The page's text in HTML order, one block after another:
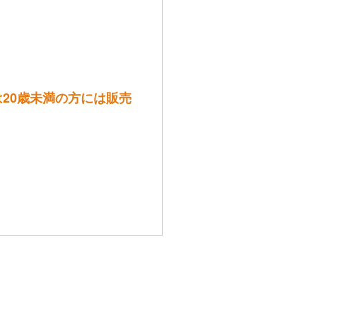
歳未満の方には販売